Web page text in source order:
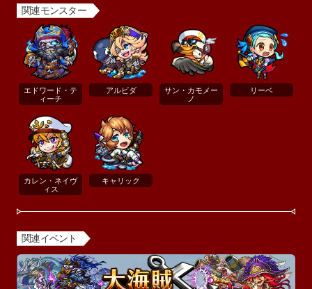
関連モンスター
エドワード・テ
ィーチ
アルビダ
サン・カモメー
ノ
リーベ
カレン・ネイヴ
ィス
キャリック
関連イベント